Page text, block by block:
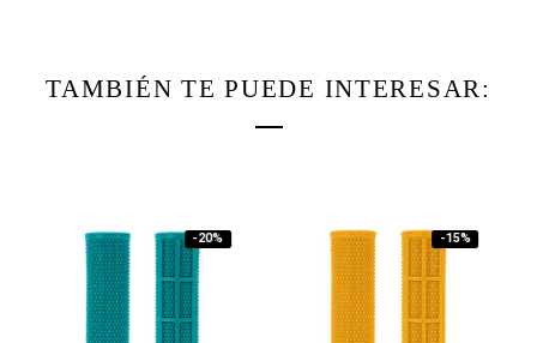
TAMBIÉN TE PUEDE INTERESAR:
-20% -15%